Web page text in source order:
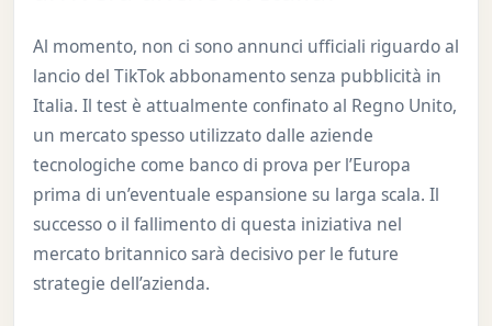
Al momento, non ci sono annunci ufficiali riguardo al
lancio del TikTok abbonamento senza pubblicità in
Italia. Il test è attualmente confinato al Regno Unito,
un mercato spesso utilizzato dalle aziende
tecnologiche come banco di prova per l’Europa
prima di un’eventuale espansione su larga scala. Il
successo o il fallimento di questa iniziativa nel
mercato britannico sarà decisivo per le future
strategie dell’azienda.